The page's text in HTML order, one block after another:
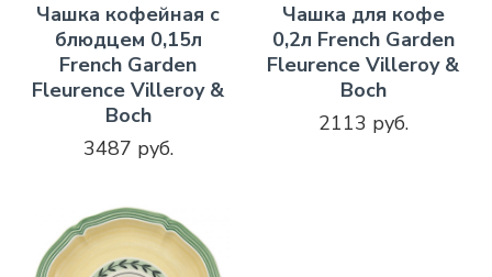
Чашка кофейная с
блюдцем 0,15л
French Garden
Fleurence Villeroy &
Boch
3487 руб.
Чашка для кофе
0,2л French Garden
Fleurence Villeroy &
Boch
2113 руб.